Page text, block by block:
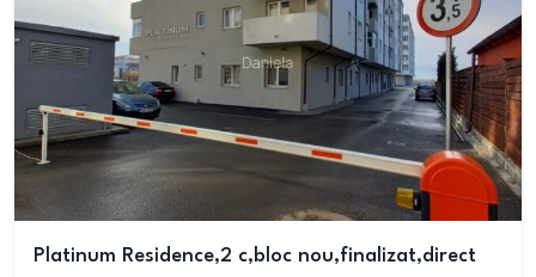
Platinum Residence,2 c,bloc nou,finalizat,direct